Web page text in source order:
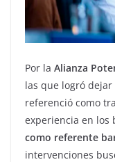
Por la Alianza
las que logró
referenció como
experiencia en los
como referente
intervenciones